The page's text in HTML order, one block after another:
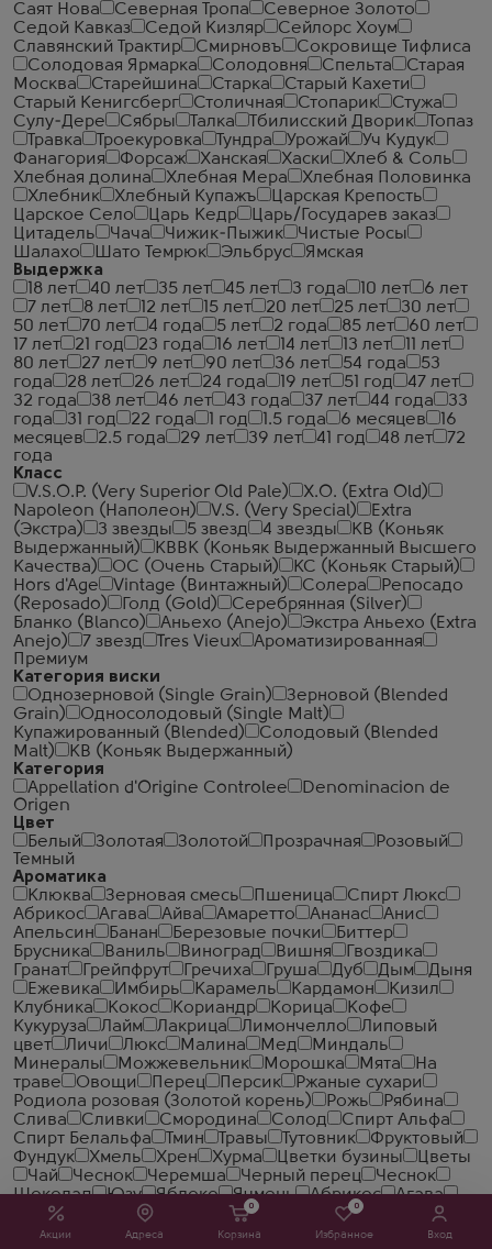
Акции Адреса
0
Корзина
0
Избранное Вход
Саят Нова
Северная Тропа
Северное Золото
Седой Кавказ
Седой Кизляр
Сейлорс Хоум
Славянский Трактир
Смирновъ
Сокровище Тифлиса
Солодовая Ярмарка
Солодовня Спельта
Старая
Москва
Старейшина Старка
Старый Кахети
Старый Кенигсберг
Столичная Стопарик
Стужа
Сулу-Дере
Сябры Талка Тбилисский Дворик
Топаз
Травка
Троекуровка Тундра Урожай
Уч Кудук
Фанагория
Форсаж Ханская Хаски
Хлеб & Соль
Хлебная долина
Хлебная Мера
Хлебная Половинка
Хлебник
Хлебный Купажъ
Царская Крепость
Царское Село
Царь Кедр
Царь/Государев заказ
Цитадель
Чача Чижик-Пыжик
Чистые Росы
Шалахо
Шато Темрюк Эльбрус
Ямская
Выдержка
18 лет
40 лет 35 лет 45 лет 3 года 10 лет
6 лет
7 лет
8 лет 12 лет 15 лет 20 лет 25 лет
30 лет
50 лет
70 лет 4 года 5 лет 2 года 85 лет
60 лет
17 лет
21 год 23 года 16 лет 14 лет 13 лет
11 лет
80 лет
27 лет 9 лет 90 лет 36 лет 54 года
53
года
28 лет 26 лет 24 года 19 лет 51 год
47 лет
32 года
38 лет 46 лет 43 года 37 лет 44 года
33
года
31 год 22 года 1 год 1.5 года 6 месяцев
16
месяцев
2.5 года 29 лет 39 лет 41 год 48 лет
72
года
Класс
V.S.O.P. (Very Superior Old Pale)
X.O. (Extra Old)
Napoleon (Наполеон)
V.S. (Very Special)
Extra
(Экстра)
3 звезды 5 звезд 4 звезды
КВ (Коньяк
Выдержанный)
КВВК (Коньяк Выдержанный Высшего
Качества)
ОС (Очень Старый)
КС (Коньяк Старый)
Hors d'Age
Vintage (Винтажный) Солера
Репосадо
(Reposado)
Голд (Gold)
Серебрянная (Silver)
Бланко (Blanco)
Аньехо (Anejo)
Экстра Аньехо (Extra
Anejo)
7 звезд Tres Vieux
Ароматизированная
Премиум
Категория виски
Однозерновой (Single Grain)
Зерновой (Blended
Grain)
Односолодовый (Single Malt)
Купажированный (Blended)
Солодовый (Blended
Malt)
КВ (Коньяк Выдержанный)
Категория
Appellation d'Origine Controlee
Denominacion de
Origen
Цвет
Белый
Золотая Золотой Прозрачная
Розовый
Темный
Ароматика
Клюква
Зерновая смесь Пшеница
Спирт Люкс
Абрикос
Агава Айва Амаретто Ананас
Анис
Апельсин
Банан Березовые почки
Биттер
Брусника
Ваниль Виноград Вишня
Гвоздика
Гранат
Грейпфрут Гречиха Груша Дуб Дым
Дыня
Ежевика
Имбирь Карамель Кардамон
Кизил
Клубника
Кокос Кориандр Корица
Кофе
Кукуруза
Лайм Лакрица Лимончелло
Липовый
цвет
Личи Люкс Малина Мед
Миндаль
Минералы
Можжевельник Морошка Мята
На
траве
Овощи Перец Персик
Ржаные сухари
Родиола розовая (Золотой корень)
Рожь
Рябина
Слива
Сливки Смородина Солод
Спирт Альфа
Спирт Белальфа
Тмин Травы Тутовник
Фруктовый
Фундук
Хмель Хрен Хурма Цветки бузины
Цветы
Чай
Чеcнок Черемша Черный перец
Чеснок
Шоколад
Юзу Яблоко Ячмень Абрикос
Агава
Айва
Амаретто Анис Апельсин
Банан
Березовые почки
Биттер Брусника
Ваниль